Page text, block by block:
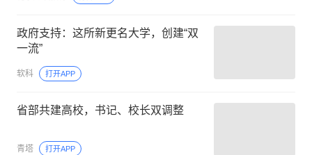
政府支持：这所新更名大学，创建“双
一流”
软科 打开APP
省部共建高校，书记、校长双调整
青塔 打开APP